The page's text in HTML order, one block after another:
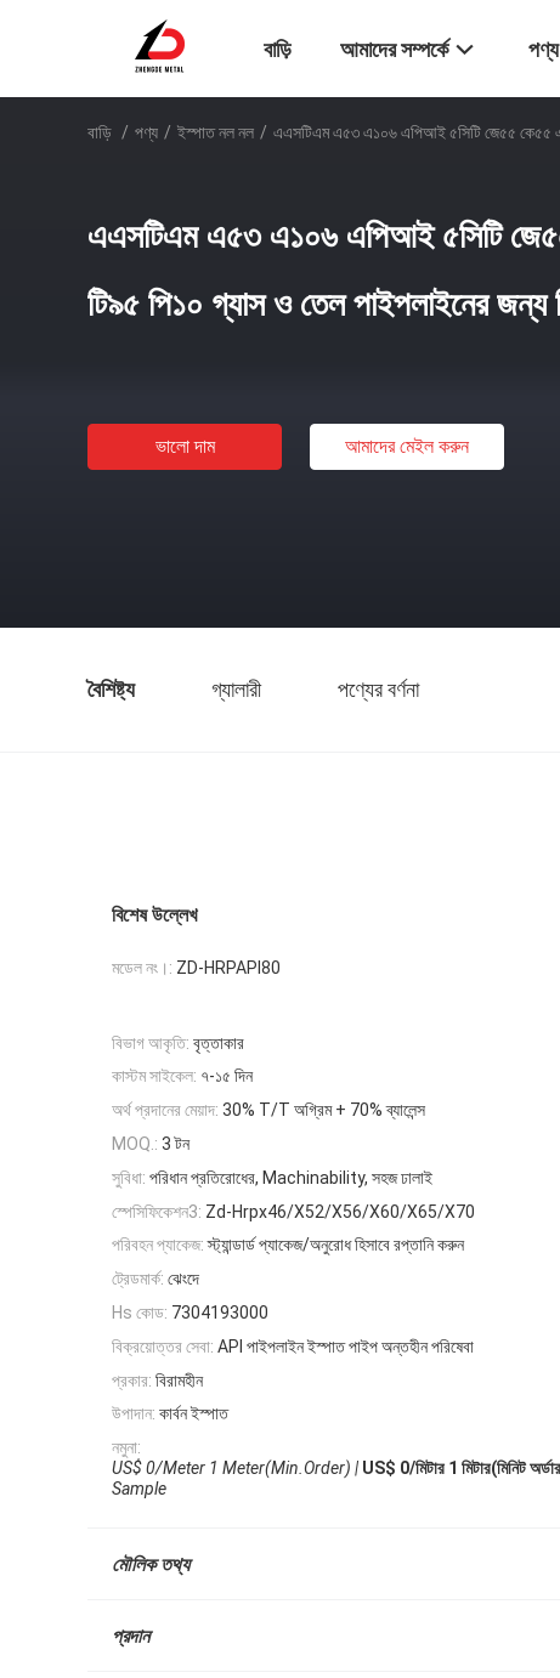
বাড়ি আমাদের সম্পর্কে পণ্য
বাড়ি / পণ্য / ইস্পাত নল নল / এএসটিএম এ৫৩ এ১০৬ এপিআই ৫সিটি জে৫৫ কে৫৫
এএসটিএম এ৫৩ এ১০৬ এপিআই ৫সিটি
টি৯৫ পি১০ গ্যাস ও তেল পাইপলাইনের জন্য
ভালো দাম আমাদের মেইল ​​করুন
বৈশিষ্ট্য গ্যালারী পণ্যের বর্ণনা
বিশেষ উল্লেখ
মডেল নং।: ZD-HRPAPI80
বিভাগ আকৃতি: বৃত্তাকার
কাস্টম সাইকেল: ৭-১৫ দিন
অর্থ প্রদানের মেয়াদ: 30% T/T অগ্রিম + 70% ব্যালেন্স
MOQ.: 3 টন
সুবিধা: পরিধান প্রতিরোধের, Machinability, সহজ ঢালাই
স্পেসিফিকেশন3: Zd-Hrpx46/X52/X56/X60/X65/X70
পরিবহন প্যাকেজ: স্ট্যান্ডার্ড প্যাকেজ/অনুরোধ হিসাবে রপ্তানি করুন
ট্রেডমার্ক: ঝেংদে
Hs কোড: 7304193000
বিক্রয়োত্তর সেবা: API পাইপলাইন ইস্পাত পাইপ অন্তহীন পরিষেবা
প্রকার: বিরামহীন
উপাদান: কার্বন ইস্পাত
নমুনা:
US$ 0/Meter 1 Meter(Min.Order) | US$ 0/মিটার 1 মিটার(মিনিট
Sample
মৌলিক তথ্য
প্রদান